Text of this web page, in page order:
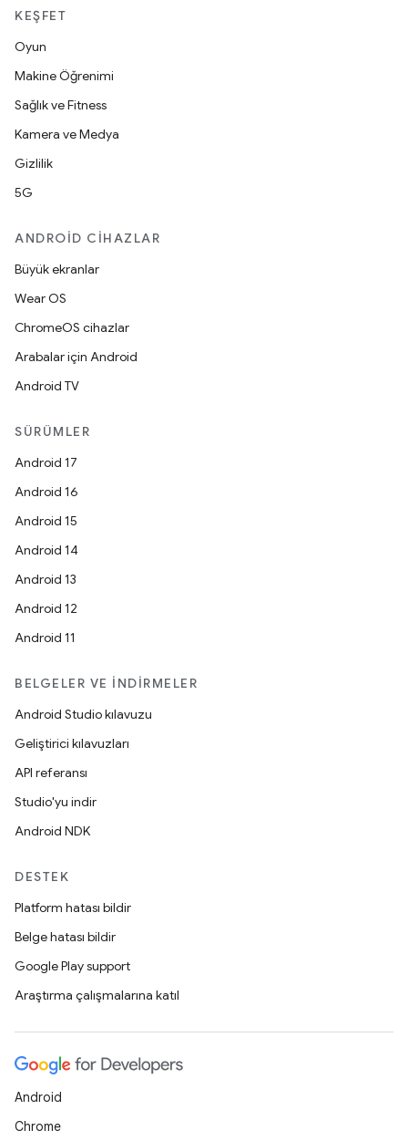
KEŞFET
Oyun
Makine Öğrenimi
Sağlık ve Fitness
Kamera ve Medya
Gizlilik
5G
ANDROID CIHAZLAR
Büyük ekranlar
Wear OS
ChromeOS cihazlar
Arabalar için Android
Android TV
SÜRÜMLER
Android 17
Android 16
Android 15
Android 14
Android 13
Android 12
Android 11
BELGELER VE İNDIRMELER
Android Studio kılavuzu
Geliştirici kılavuzları
API referansı
Studio'yu indir
Android NDK
DESTEK
Platform hatası bildir
Belge hatası bildir
Google Play support
Araştırma çalışmalarına katıl
Android
Chrome